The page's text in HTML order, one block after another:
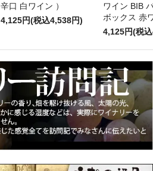
辛口 白ワイン ）
4,125円(税込4,538円)
ワイン BIB
ボックス 赤
4,125円(税